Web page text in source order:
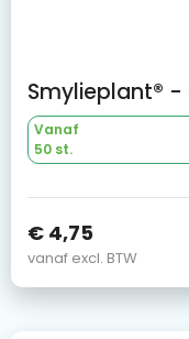
Smylieplant®
Vanaf
50 st.
€ 4,75
vanaf excl. BTW